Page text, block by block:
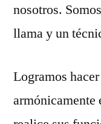
nosotros.
llama y un
Logramos
armónicamente